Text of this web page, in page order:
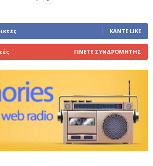
ΚΆΝΤΕ LIKE
ΓΊΝΕΤΕ ΣΥΝΔΡΟΜΗΤΉΣ